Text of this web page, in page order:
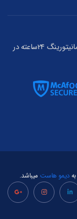
دیمو هاست با بهره گیری از سرورهای قدرتمند و مانیتورینگ 24ساعته در
دیمو هاست میباشد.